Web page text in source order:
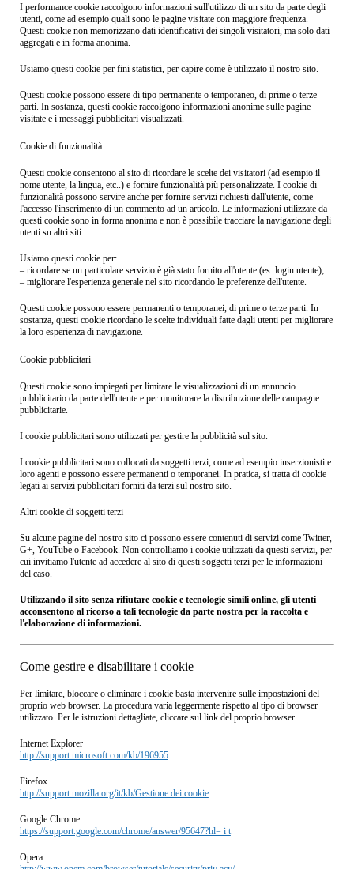
I performance cookie raccolgono informazioni sull'utilizzo di un sito da parte degli
utenti, come ad esempio quali sono le pagine visitate con maggiore frequenza.
Questi cookie non memorizzano dati identificativi dei singoli visitatori, ma solo dati
aggregati e in forma anonima.
Usiamo questi cookie per fini statistici, per capire come è utilizzato il nostro sito.
Questi cookie possono essere di tipo permanente o temporaneo, di prime o terze
parti. In sostanza, questi cookie raccolgono informazioni anonime sulle pagine
visitate e i messaggi pubblicitari visualizzati.
Cookie di funzionalità
Questi cookie consentono al sito di ricordare le scelte dei visitatori (ad esempio il
nome utente, la lingua, etc..) e fornire funzionalità più personalizzate. I cookie di
funzionalità possono servire anche per fornire servizi richiesti dall'utente, come
l'accesso l'inserimento di un commento ad un articolo. Le informazioni utilizzate da
questi cookie sono in forma anonima e non è possibile tracciare la navigazione degli
utenti su altri siti.
Usiamo questi cookie per:
– ricordare se un particolare servizio è già stato fornito all'utente (es. login utente);
– migliorare l'esperienza generale nel sito ricordando le preferenze dell'utente.
Questi cookie possono essere permanenti o temporanei, di prime o terze parti. In
sostanza, questi cookie ricordano le scelte individuali fatte dagli utenti per migliorare
la loro esperienza di navigazione.
Cookie pubblicitari
Questi cookie sono impiegati per limitare le visualizzazioni di un annuncio
pubblicitario da parte dell'utente e per monitorare la distribuzione delle campagne
pubblicitarie.
I cookie pubblicitari sono utilizzati per gestire la pubblicità sul sito.
I cookie pubblicitari sono collocati da soggetti terzi, come ad esempio inserzionisti e
loro agenti e possono essere permanenti o temporanei. In pratica, si tratta di cookie
legati ai servizi pubblicitari forniti da terzi sul nostro sito.
Altri cookie di soggetti terzi
Su alcune pagine del nostro sito ci possono essere contenuti di servizi come Twitter,
G+, YouTube o Facebook. Non controlliamo i cookie utilizzati da questi servizi, per
cui invitiamo l'utente ad accedere al sito di questi soggetti terzi per le informazioni
del caso.
Utilizzando il sito senza rifiutare cookie e tecnologie simili online, gli utenti
acconsentono al ricorso a tali tecnologie da parte nostra per la raccolta e
l'elaborazione di informazioni.
Come gestire e disabilitare i cookie
Per limitare, bloccare o eliminare i cookie basta intervenire sulle impostazioni del
proprio web browser. La procedura varia leggermente rispetto al tipo di browser
utilizzato. Per le istruzioni dettagliate, cliccare sul link del proprio browser.
Internet Explorer
http://support.microsoft.com/kb/196955
Firefox
http://support.mozilla.org/it/kb/Gestione dei cookie
Google Chrome
https://support.google.com/chrome/answer/95647?hl= i t
Opera